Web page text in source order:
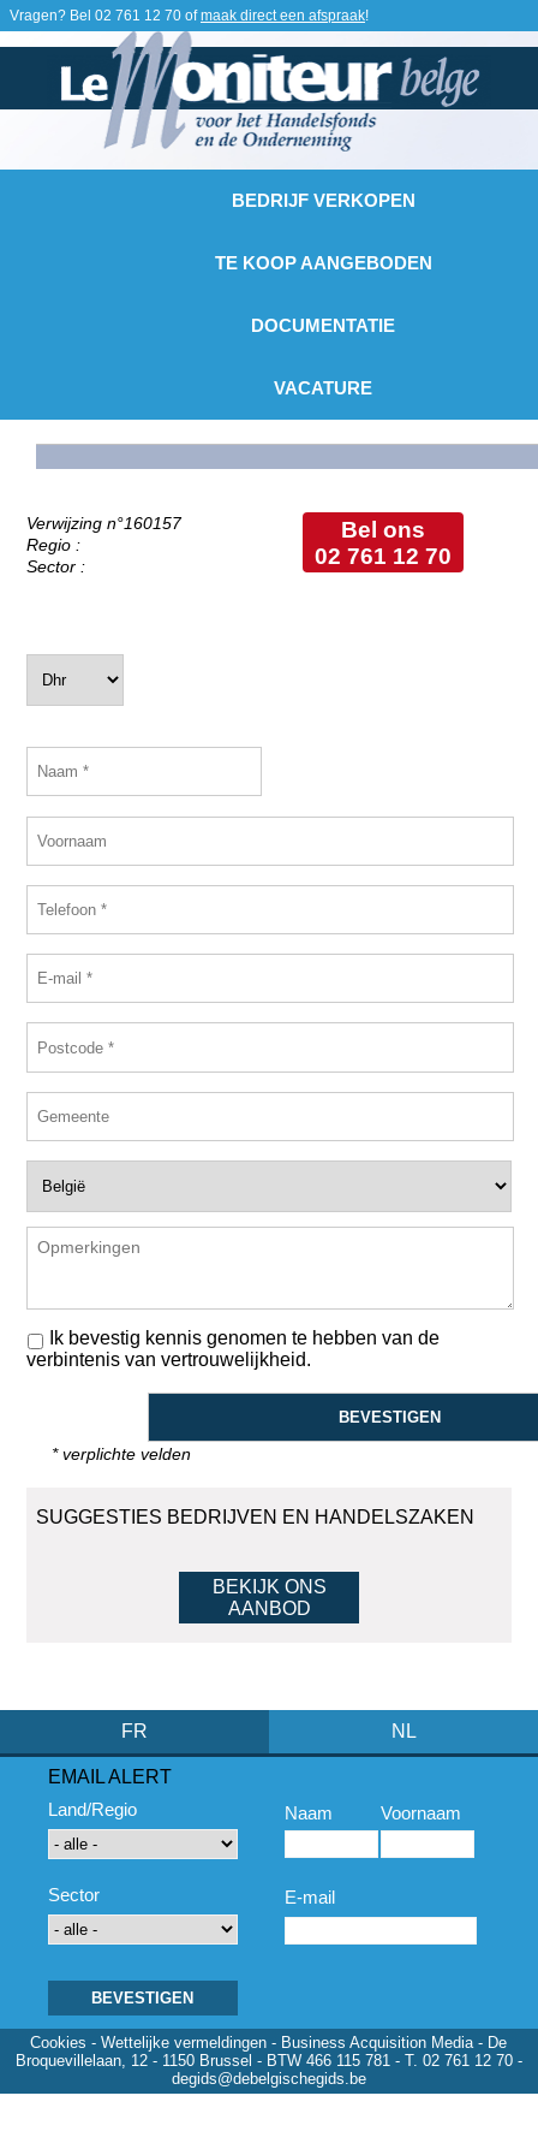
Vragen? Bel 02 761 12 70 ofmaak direct een afspraak!
BEDRIJF VERKOPEN
TE KOOP AANGEBODEN
DOCUMENTATIE
VACATURE
Bel ons
02 761 12 70
Verwijzing n°160157
Regio :
Sector :
Ik bevestig kennis genomen te hebben van de
verbintenis van vertrouwelijkheid.
* verplichte velden
SUGGESTIES BEDRIJVEN EN HANDELSZAKEN
BEKIJK ONS
AANBOD
FR NL
EMAIL ALERT
Land/Regio
Sector
Naam Voornaam
E-mail
Cookies -Wettelijke vermeldingen - Business Acquisition Media - De
Broquevillelaan, 12 - 1150 Brussel - BTW 466 115 781 - T. 02 761 12 70 -
degids@debelgischegids.be